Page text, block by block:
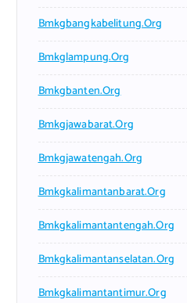
Bmkgbangkabelitung.org
Bmkglampung.org
Bmkgbanten.org
Bmkgjawabarat.org
Bmkgjawatengah.org
Bmkgkalimantanbarat.org
Bmkgkalimantantengah.org
Bmkgkalimantanselatan.org
Bmkgkalimantantimur.org